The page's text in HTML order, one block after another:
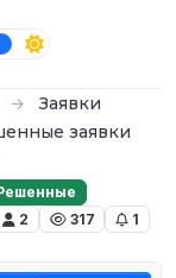
Заявки
заявки
2 317 1